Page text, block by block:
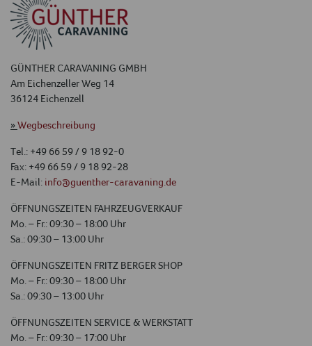
GÜNTHER CARAVANING GMBH
Am Eichenzeller Weg 14
36124 Eichenzell
»Wegbeschreibung
Tel.: +49 66 59 / 9 18 92-0
Fax: +49 66 59 / 9 18 92-28
E-Mail: info@guenther-caravaning.de
ÖFFNUNGSZEITEN FAHRZEUGVERKAUF
Mo. – Fr.: 09:30 – 18:00 Uhr
Sa.: 09:30 – 13:00 Uhr
ÖFFNUNGSZEITEN FRITZ BERGER SHOP
Mo. – Fr.: 09:30 – 18:00 Uhr
Sa.: 09:30 – 13:00 Uhr
ÖFFNUNGSZEITEN SERVICE & WERKSTATT
Mo. – Fr.: 09:30 – 17:00 Uhr